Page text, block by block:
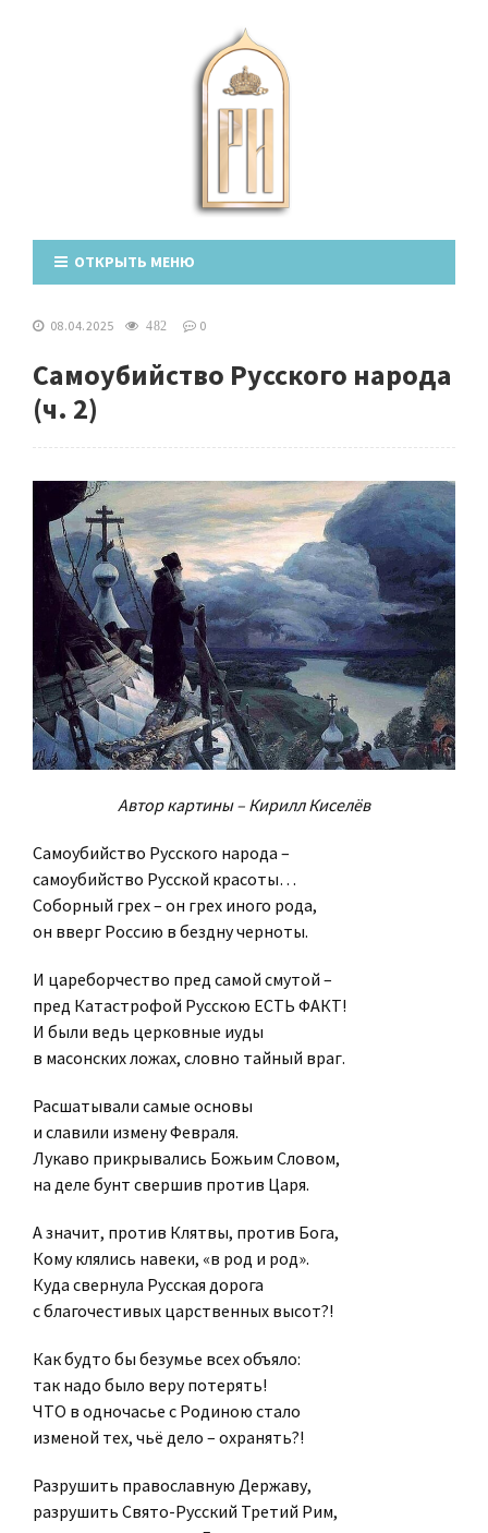
ОТКРЫТЬ МЕНЮ
08.04.2025 482 0
Самоубийство Русского народа
(ч. 2)
Автор картины – Кирилл Киселёв
Самоубийство Русского народа –
самоубийство Русской красоты…
Соборный грех – он грех иного рода,
он вверг Россию в бездну черноты.
И цареборчество пред самой смутой –
пред Катастрофой Русскою ЕСТЬ ФАКТ!
И были ведь церковные иуды
в масонских ложах, словно тайный враг.
Расшатывали самые основы
и славили измену Февраля.
Лукаво прикрывались Божьим Словом,
на деле бунт свершив против Царя.
А значит, против Клятвы, против Бога,
Кому клялись навеки, «в род и род».
Куда свернула Русская дорога
с благочестивых царственных высот?!
Как будто бы безумье всех объяло:
так надо было веру потерять!
ЧТО в одночасье с Родиною стало
изменой тех, чьё дело – охранять?!
Разрушить православную Державу,
разрушить Свято-Русский Третий Рим,